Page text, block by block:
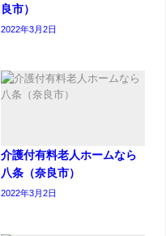
良市）
2022年3月2日
介護付有料老人ホームなら
八条（奈良市）
2022年3月2日